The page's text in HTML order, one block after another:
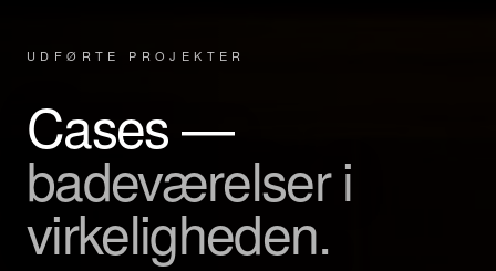
UDFØRTE PROJEKTER
Cases —
badeværelser i
virkeligheden.